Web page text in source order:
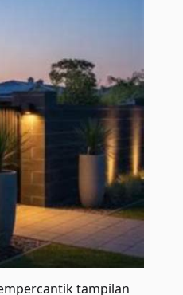
tampilan